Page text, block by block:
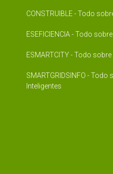
CONSTRUIBLE - Todo
ESEFICIENCIA - Todo
ESMARTCITY - Todo
SMARTGRIDSINFO - Todo
Inteligentes